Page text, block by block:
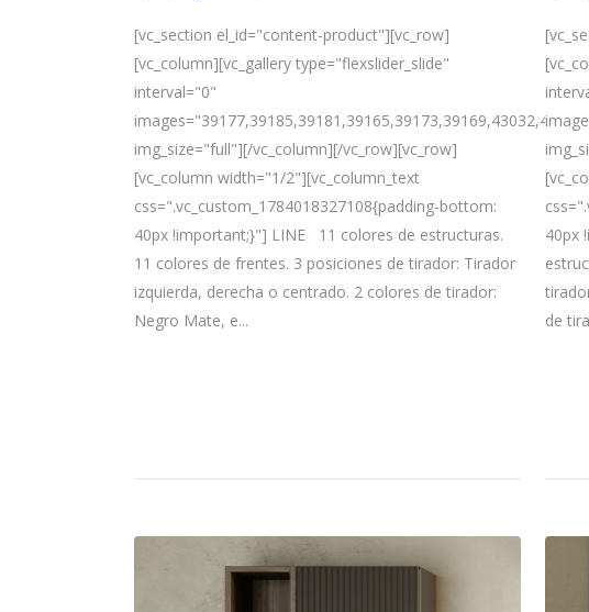
[vc_section el_id="content-product"][vc_row]
[vc_column][vc_gallery type="flexslider_slide"
interval="0"
img_size="full"][/vc_column][/vc_row][vc_row]
[vc_column width="1/2"][vc_column_text
css=".vc_custom_1784018327108{padding-bottom:
40px !important;}"] LINE 11 colores de estructuras.
11 colores de frentes. 3 posiciones de tirador: Tirador
izquierda, derecha o centrado. 2 colores de tirador:
Negro Mate, e...
40px
de